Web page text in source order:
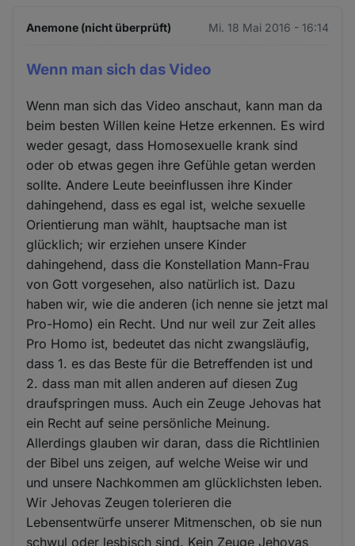
Anemone (nicht überprüft) Mi. 18 Mai 2016 - 16:14
Wenn man sich das Video
Wenn man sich das Video anschaut, kann man da
beim besten Willen keine Hetze erkennen. Es wird
weder gesagt, dass Homosexuelle krank sind
oder ob etwas gegen ihre Gefühle getan werden
sollte. Andere Leute beeinflussen ihre Kinder
dahingehend, dass es egal ist, welche sexuelle
Orientierung man wählt, hauptsache man ist
glücklich; wir erziehen unsere Kinder
dahingehend, dass die Konstellation Mann-Frau
von Gott vorgesehen, also natürlich ist. Dazu
haben wir, wie die anderen (ich nenne sie jetzt mal
Pro-Homo) ein Recht. Und nur weil zur Zeit alles
Pro Homo ist, bedeutet das nicht zwangsläufig,
dass 1. es das Beste für die Betreffenden ist und
2. dass man mit allen anderen auf diesen Zug
draufspringen muss. Auch ein Zeuge Jehovas hat
ein Recht auf seine persönliche Meinung.
Allerdings glauben wir daran, dass die Richtlinien
der Bibel uns zeigen, auf welche Weise wir und
und unsere Nachkommen am glücklichsten leben.
Wir Jehovas Zeugen tolerieren die
Lebensentwürfe unserer Mitmenschen, ob sie nun
schwul oder lesbisch sind. Kein Zeuge Jehovas